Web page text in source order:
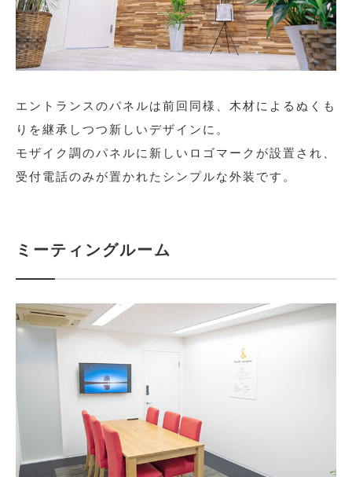
エントランスのパネルは前回同様、木材によるぬくも
りを継承しつつ新しいデザインに。
モザイク調のパネルに新しいロゴマークが設置され、
受付電話のみが置かれたシンプルな外装です。
ミーティングルーム